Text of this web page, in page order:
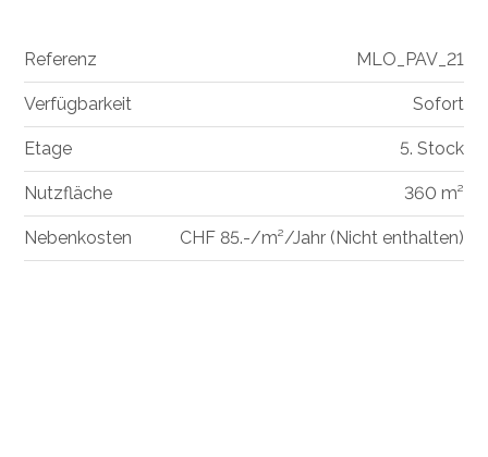
Referenz MLO_PAV_21
Verfügbarkeit Sofort
Etage 5. Stock
Nutzfläche 360 m²
Nebenkosten CHF 85.-/m²/Jahr (Nicht enthalten)